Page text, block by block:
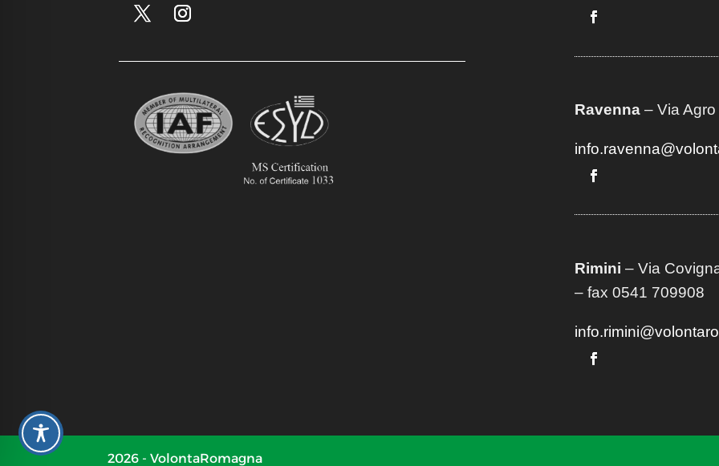
Ravenna– Via Agro
Rimini – Via
– fax 0541 709908
2026 - VolontaRomagna